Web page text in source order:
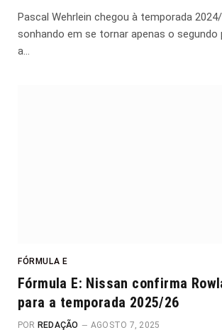
Pascal Wehrlein chegou à temporada
sonhando em se tornar apenas o
a…
FÓRMULA E
Fórmula E: Nissan confirma
para a temporada 2025/26
POR REDAÇÃO AGOSTO 7, 2025